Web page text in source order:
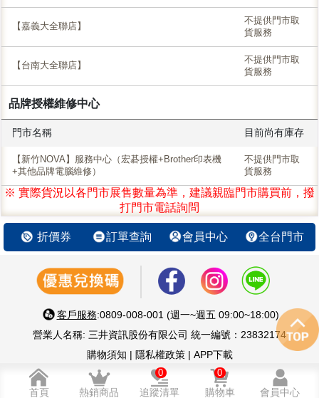
【嘉義大全聯店】
不提供門市取
貨服務
【台南大全聯店】
不提供門市取
貨服務
品牌授權維修中心
門市名稱 目前尚有庫存
【新竹NOVA】服務中心（宏碁授權+Brother印表機
+其他品牌電腦維修）
不提供門市取
貨服務
※ 實際貨況以各門市展售數量為準，建議親臨門市購買前，撥
打門市電話詢問
折價券 訂單查詢 會員中心 全台門市
客戶服務:0809-008-001 (週一~週五 09:00~18:00)
營業人名稱: 三井資訊股份有限公司 統一編號：23832174
購物須知 | 隱私權政策| APP下載
智慧 生活 好鄰居 嚴選優質3C家電
© 三井資訊股份有限公司版權所有
首頁 熱銷商品 追蹤清單
0
購物車
0
會員中心